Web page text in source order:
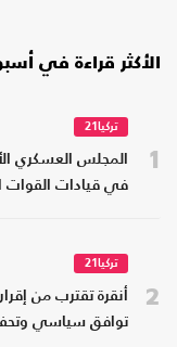
الأكثر قراءة في
1
تركيا21
المجلس العسكري
في قيادات القوات
2
تركيا21
أنقرة تقترب من
توافق سياسي